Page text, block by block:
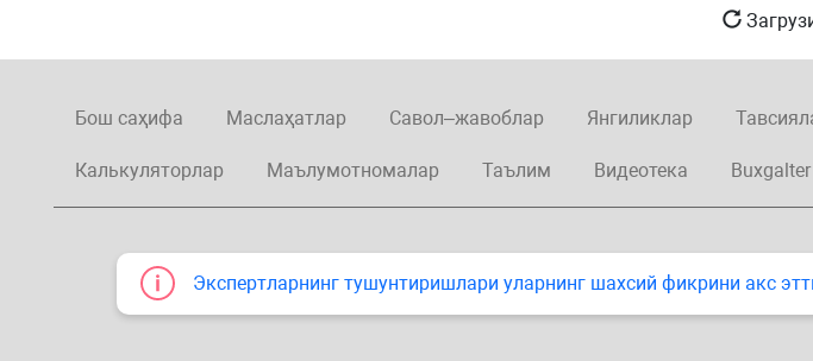
Бош саҳифа Маслаҳатлар Савол–жавоблар Янгиликлар
Калькуляторлар Маълумотномалар Таълим Видеотека
Экспертларнинг тушунтиришлари уларнинг шахсий фикрини акс